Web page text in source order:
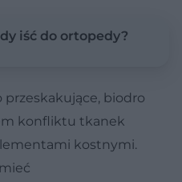
iść do ortopedy?
przeskakujące, biodro
konfliktu tkanek
kostnymi.